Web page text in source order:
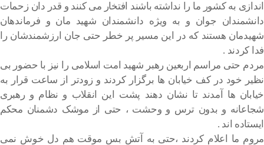
اندازی به کشور ما را نداشته باشند افتخار می کنند و قدر دان زحمات
دانشمندان جوان و به ویژه دانشمندان شهید مان و فرماندهان
شهیدمان هستند که در این مسیر پر خطر حتی جان ارزشمندشان را
فدا کردند .
مردم حتی مراسم اربعین رهبر شهید امت اسلامی را نیز با حضور بی
نظیر خود در کف خیابان ها برگزار کردند و زودتر از ساعت قرار به
خیابان ها آمدند تا نشان دهند پشت این انقلاب و نظام و رهبری
شجاعانه و بدون ترس و وحشت ، حتی از موشک دشمنان محکم
ایستاده اند .
مروم ما اعلام کردند ،حتی به آتش بس موقت هم دل خوش نمی